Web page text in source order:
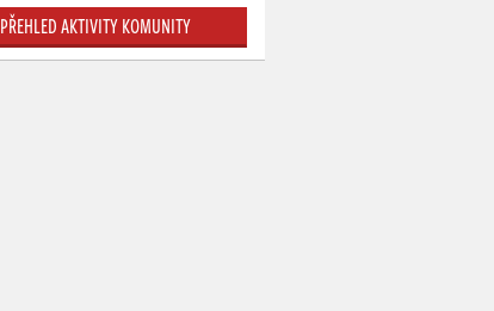
PŘEHLED AKTIVITY KOMUNITY